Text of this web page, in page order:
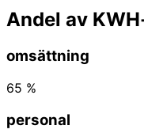
Andel av
omsättning
65 %
personal